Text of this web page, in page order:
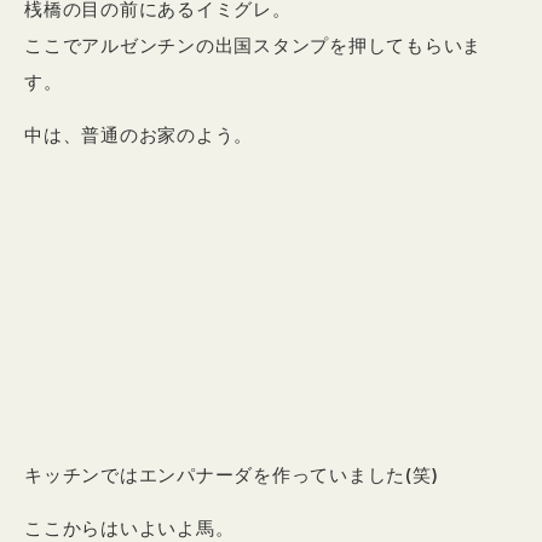
桟橋の目の前にあるイミグレ。
ここでアルゼンチンの出国スタンプを押してもらいま
す。
中は、普通のお家のよう。
キッチンではエンパナーダを作っていました(笑)
ここからはいよいよ馬。